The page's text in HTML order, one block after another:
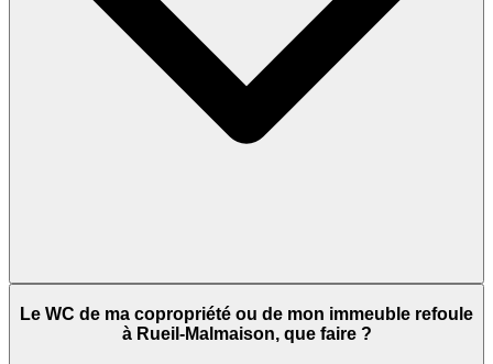
Le WC de ma copropriété ou de mon immeuble refoule
à Rueil-Malmaison, que faire ?